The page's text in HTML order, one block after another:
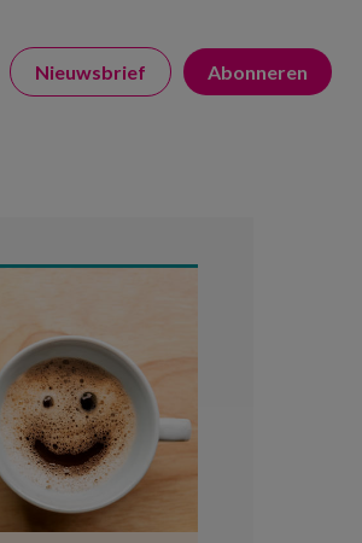
Nieuwsbrief Abonneren